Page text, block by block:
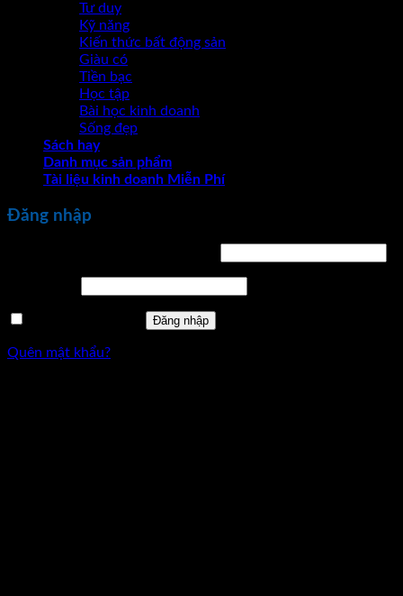
Tư duy
Kỹ năng
Kiến thức bất động sản
Giàu có
Tiền bạc
Học tập
Bài học kinh doanh
Sống đẹp
Sách hay
Danh mục sản phẩm
Tài liệu kinh doanh Miễn Phí
Đăng nhập
Đăng nhập
Quên mật khẩu?